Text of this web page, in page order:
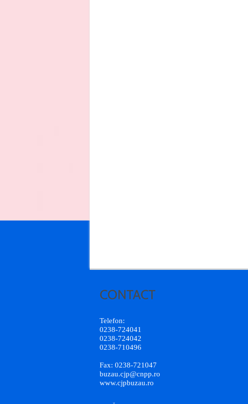
Telefon:
0238-724041
0238-724042
0238-710496
Fax: 0238-721047
buzau.cjp@cnpp.ro
www.cjpbuzau.ro